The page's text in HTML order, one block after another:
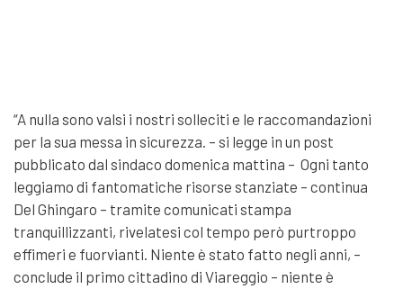
“A nulla sono valsi i nostri solleciti e le raccomandazioni
per la sua messa in sicurezza. – si legge in un post
pubblicato dal sindaco domenica mattina – Ogni tanto
leggiamo di fantomatiche risorse stanziate – continua
Del Ghingaro – tramite comunicati stampa
tranquillizzanti, rivelatesi col tempo però purtroppo
effimeri e fuorvianti. Niente è stato fatto negli anni, –
conclude il primo cittadino di Viareggio – niente è